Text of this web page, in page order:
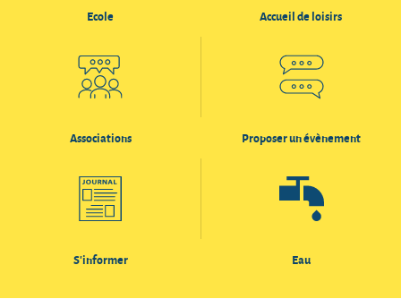
Ecole Accueil de loisirs
Associations Proposer un évènement
S'informer Eau